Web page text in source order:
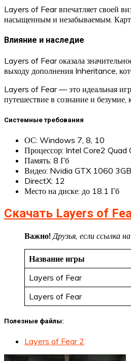
Layers of Fear впечатляет своей
насыщенным и незабываемым.
Влияние и наследие
Layers of Fear оказала
выходу дополнения Inheritance,
Layers of Fear — это идеальная
путешествие в сознание и безумие,
Системные требования
ОС: Windows 7, 8, 10
Процессор: Intel Core2
Память: 8 Гб
Видео: Nvidia GTX 1060
DirectX: 12
Место на диске: до 18.1 Гб
Скачать Layers of
Важно! Друзья, если ссылка
Название игры
Layers of Fear
Layers of Fear
Полезные файлы:
Layers of Fear 2